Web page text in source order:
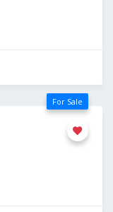
For Sale